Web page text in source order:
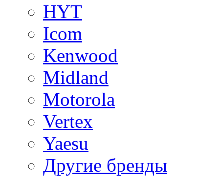
HYT
Icom
Kenwood
Midland
Motorola
Vertex
Yaesu
Другие бренды